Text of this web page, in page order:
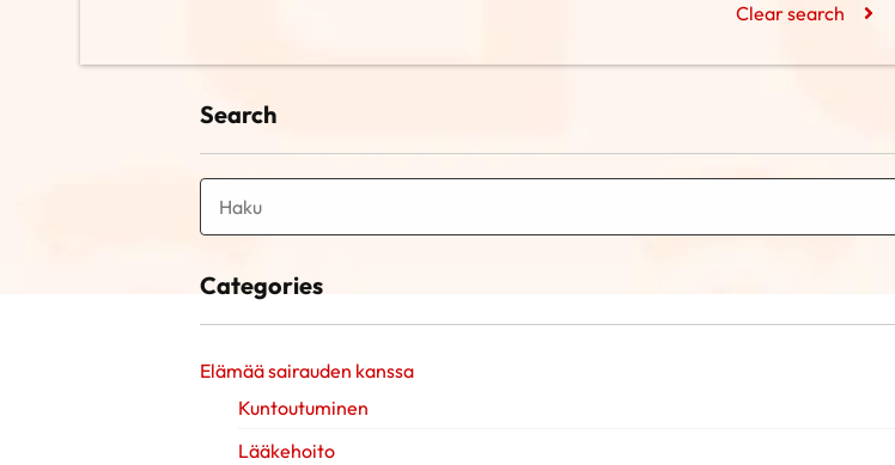
Clear search
Search
Categories
Elämää sairauden kanssa
Kuntoutuminen
Lääkehoito